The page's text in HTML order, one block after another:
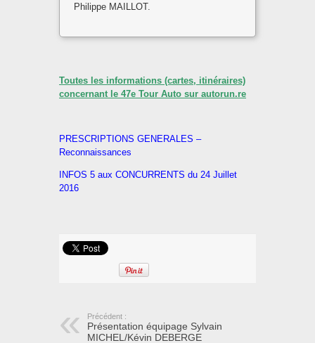
Philippe MAILLOT.
Toutes les informations (cartes, itinéraires)
concernant le 47e Tour Auto sur autorun.re
PRESCRIPTIONS GENERALES –
Reconnaissances
INFOS 5 aux CONCURRENTS du 24 Juillet
2016
Précédent :
Présentation équipage Sylvain
MICHEL/Kévin DEBERGE